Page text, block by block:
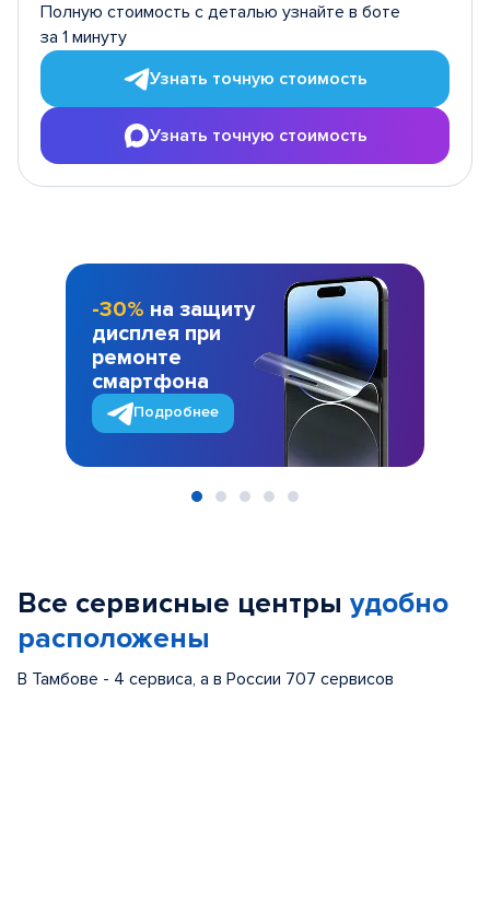
Полную стоимость с деталью узнайте в боте
за 1 минуту
Узнать точную стоимость
Узнать точную стоимость
-30% на защиту
дисплея при
ремонте
смартфона
Подробнее
Все сервисные центры удобно
расположены
В Тамбове - 4 сервиса, а в России 707 сервисов